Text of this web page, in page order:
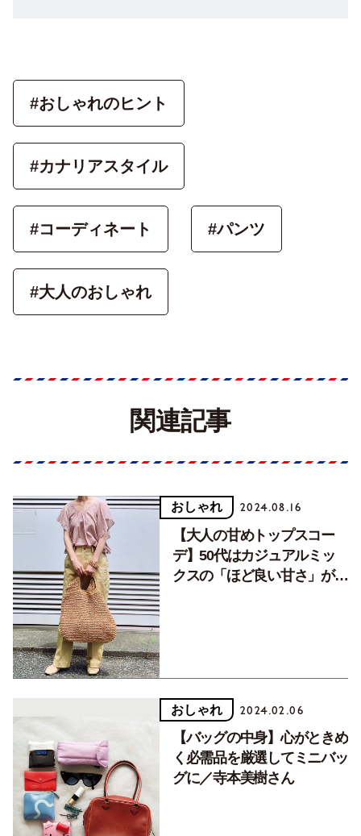
#おしゃれのヒント
#カナリアスタイル
#コーディネート #パンツ
#大人のおしゃれ
関連記事
おしゃれ 2024.08.16
【大人の甘めトップスコー
デ】50代はカジュアルミッ
クスの「ほど良い甘さ」がカ
おしゃれ 2024.02.06
【バッグの中身】心がときめ
く必需品を厳選してミニバッ
グに／寺本美樹さん